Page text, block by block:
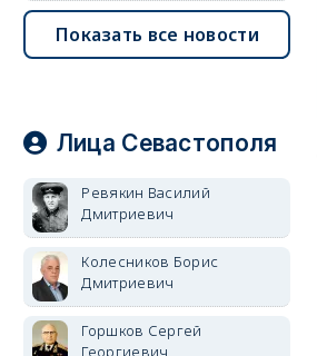
Показать все новости
Лица Севастополя
Ревякин Василий
Дмитриевич
Колесников Борис
Дмитриевич
Горшков Сергей
Георгиевич